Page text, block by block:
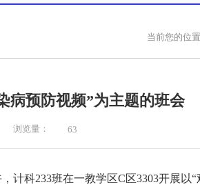
当前您的位置
病预防视频”为主题的班会
浏览量： 63
计科233班在一教学区C区3303开展以